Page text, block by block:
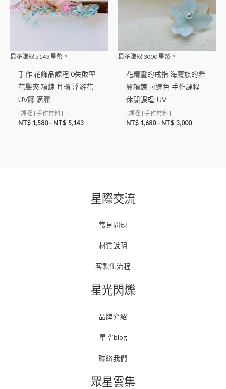
最多賺取5143 星幣。
手作 花飾品課程 0失敗率
花髮夾 項鍊 耳環 浮游花
UV膠 滴膠
| 課程 | 手作材料 |
NT$ 1,580– NT$ 5,143
最多賺取 3000 星幣。
花精靈的戒指 海魔族的希
翼項鍊 可選色 手作課程-
休閒課珵-UV
| 課程 | 手作材料 |
NT$ 1,680– NT$ 3,000
星際交流
常見問題
材質說明
客製化流程
星光閃爍
品牌介紹
星空blog
聯絡我們
眾星雲集